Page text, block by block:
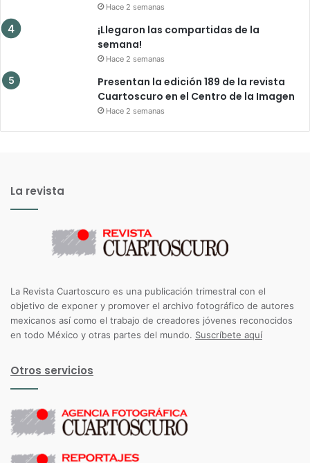
Hace 2 semanas
¡Llegaron las compartidas de la
semana!
Hace 2 semanas
Presentan la edición 189 de la revista
Cuartoscuro en el Centro de la Imagen
Hace 2 semanas
La revista
La Revista Cuartoscuro es una publicación trimestral con el
objetivo de exponer y promover el archivo fotográfico de autores
mexicanos así como el trabajo de creadores jóvenes reconocidos
en todo México y otras partes del mundo. Suscríbete aquí
Otros servicios